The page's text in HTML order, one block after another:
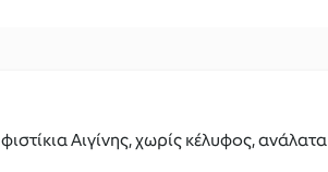
φιστίκια Αιγίνης, χωρίς κέλυφος, ανάλατα